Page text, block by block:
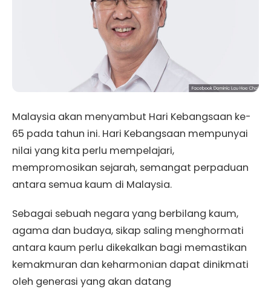
Malaysia akan menyambut Hari Kebangsaan ke-
65 pada tahun ini. Hari Kebangsaan mempunyai
nilai yang kita perlu mempelajari,
mempromosikan sejarah, semangat perpaduan
antara semua kaum di Malaysia.
Sebagai sebuah negara yang berbilang kaum,
agama dan budaya, sikap saling menghormati
antara kaum perlu dikekalkan bagi memastikan
kemakmuran dan keharmonian dapat dinikmati
oleh generasi yang akan datang